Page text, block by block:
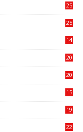
25
25
14
20
20
15
19
22